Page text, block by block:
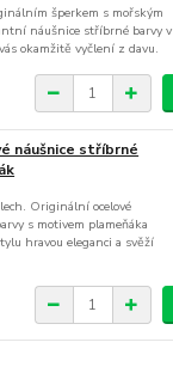
šperkem s mořským
náušnice stříbrné barvy v
okamžitě vyčlení z davu.
náušnice stříbrné
Originální ocelové
s motivem plameňáka
hravou eleganci a svěží